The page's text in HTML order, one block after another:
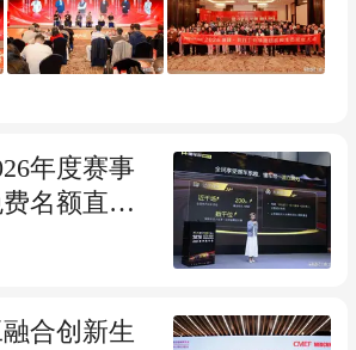
年度赛事
名额直通
合创新生